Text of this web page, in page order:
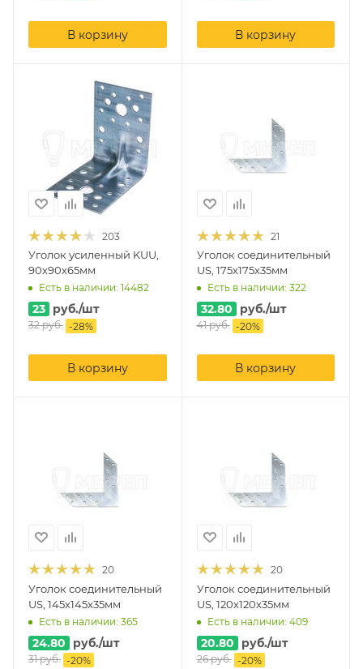
В корзину В корзину
203
Уголок усиленный KUU,
90х90х65мм
Есть в наличии: 14482
23 руб./шт
32руб. -28%
В корзину
21
Уголок соединительный
US, 175x175x35мм
Есть в наличии: 322
32.80 руб./шт
41руб. -20%
В корзину
20
Уголок соединительный
US, 145x145x35мм
Есть в наличии: 365
24.80 руб./шт
31руб. -20%
20
Уголок соединительный
US, 120x120x35мм
Есть в наличии: 409
20.80 руб./шт
26руб. -20%